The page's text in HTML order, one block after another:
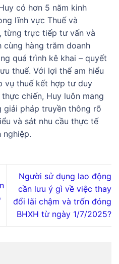
có hơn 5 năm kinh
lĩnh vực Thuế và
từng trực tiếp tư vấn và
cùng hàng trăm doanh
quá trình kê khai – quyết
thuế. Với lợi thế am hiểu
vụ thuế kết hợp tư duy
chiến, Huy luôn mang
giải pháp truyền thông rõ
và sát nhu cầu thực tế
nghiệp.
Người sử dụng lao động
cần lưu ý gì về việc thay
đổi lãi chậm và trốn đóng
BHXH từ ngày 1/7/2025?